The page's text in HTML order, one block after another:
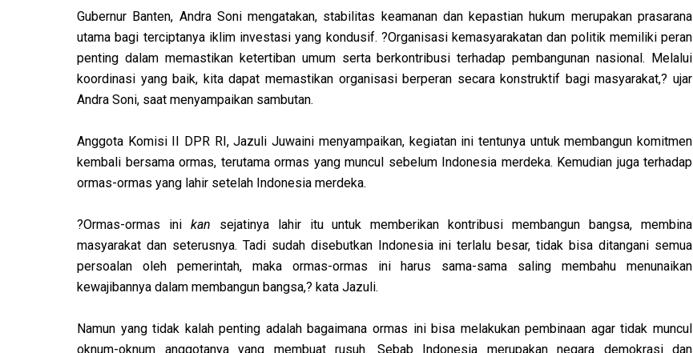
Gubernur Banten, Andra Soni mengatakan, stabilitas keamanan dan kepastian hukum merupakan prasarana
utama bagi terciptanya iklim investasi yang kondusif. ?Organisasi kemasyarakatan dan politik memiliki peran
penting dalam memastikan ketertiban umum serta berkontribusi terhadap pembangunan nasional. Melalui
koordinasi yang baik, kita dapat memastikan organisasi berperan secara konstruktif bagi masyarakat,? ujar
Andra Soni, saat menyampaikan sambutan.
Anggota Komisi II DPR RI, Jazuli Juwaini menyampaikan, kegiatan ini tentunya untuk membangun komitmen
kembali bersama ormas, terutama ormas yang muncul sebelum Indonesia merdeka. Kemudian juga terhadap
ormas-ormas yang lahir setelah Indonesia merdeka.
?Ormas-ormas ini kan sejatinya lahir itu untuk memberikan kontribusi membangun bangsa, membina
masyarakat dan seterusnya. Tadi sudah disebutkan Indonesia ini terlalu besar, tidak bisa ditangani semua
persoalan oleh pemerintah, maka ormas-ormas ini harus sama-sama saling membahu menunaikan
kewajibannya dalam membangun bangsa,? kata Jazuli.
Namun yang tidak kalah penting adalah bagaimana ormas ini bisa melakukan pembinaan agar tidak muncul
oknum-oknum anggotanya yang membuat rusuh. Sebab Indonesia merupakan negara demokrasi dan